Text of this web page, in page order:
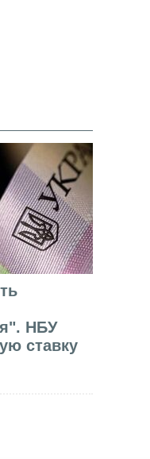
НБУ
ставку